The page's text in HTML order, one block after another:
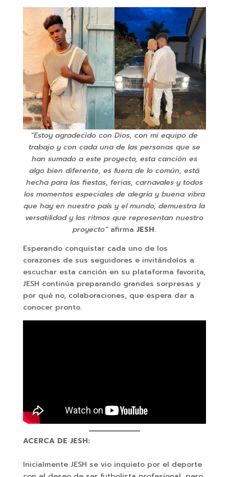
“Estoy agradecido con Dios, con mi equipo de
trabajo y con cada una de las personas que se
han sumado a este proyecto, esta canción es
algo bien diferente, es fuera de lo común, está
hecha para las fiestas, ferias, carnavales y todos
los momentos especiales de alegría y buena vibra
que hay en nuestro país y el mundo, demuestra la
versatilidad y los ritmos que representan nuestro
proyecto”afirmaJESH.
Esperando conquistar cada uno de los
corazones de sus seguidores e invitándolos a
escuchar esta canción en su plataforma favorita,
JESH continúa preparando grandes sorpresas y
por qué no, colaboraciones, que espera dar a
conocer pronto.
ACERCA DE JESH:
Inicialmente JESH se vio inquieto por el deporte